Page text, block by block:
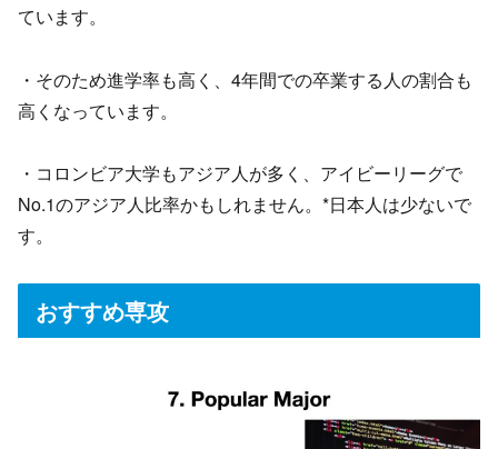
ています。
・そのため進学率も高く、4年間での卒業する人の割合も
高くなっています。
・コロンビア大学もアジア人が多く、アイビーリーグで
No.1のアジア人比率かもしれません。*日本人は少ないで
す。
おすすめ専攻